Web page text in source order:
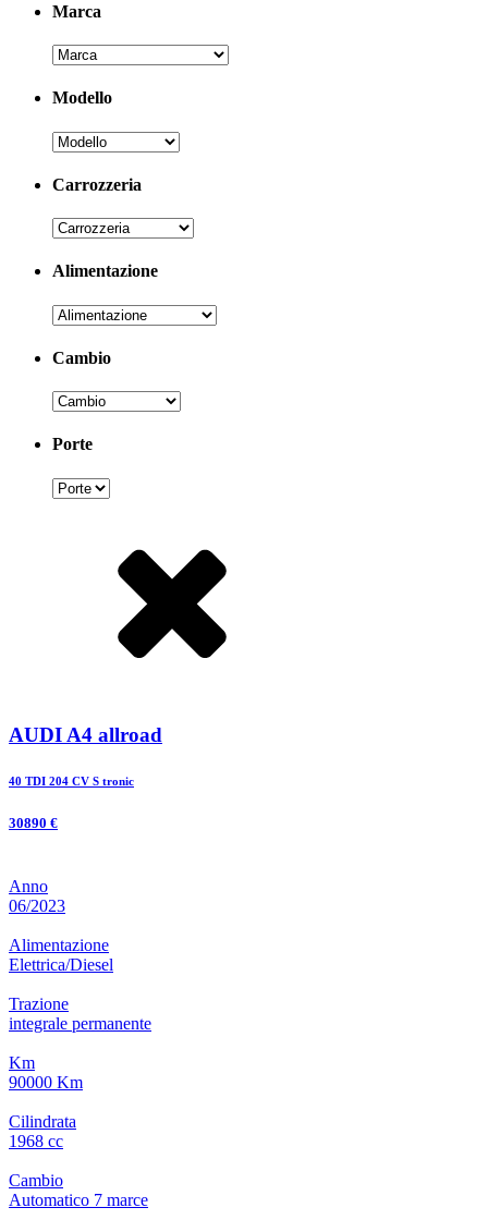
Marca
Modello
Carrozzeria
Alimentazione
Cambio
Porte
AUDI A4 allroad
40 TDI 204 CV S tronic
30890 €
Anno
06/2023
Alimentazione
Elettrica/Diesel
Trazione
integrale permanente
Km
90000 Km
Cilindrata
1968 cc
Cambio
Automatico 7 marce